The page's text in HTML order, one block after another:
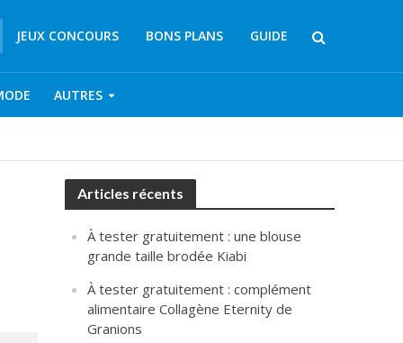
JEUX CONCOURS BONS PLANS GUIDE
AUTRES
Articles récents
À tester gratuitement : une blouse
grande taille brodée Kiabi
À tester gratuitement : complément
alimentaire Collagène Eternity de
Granions